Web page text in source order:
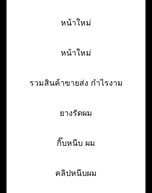
หน้าใหม่
หน้าใหม่
รวมสินค้าขายส่ง กำไรงาม
ยางรัดผม
กิ๊บหนีบ ผม
คลิปหนีบผม